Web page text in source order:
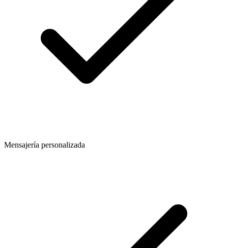
Mensajería personalizada